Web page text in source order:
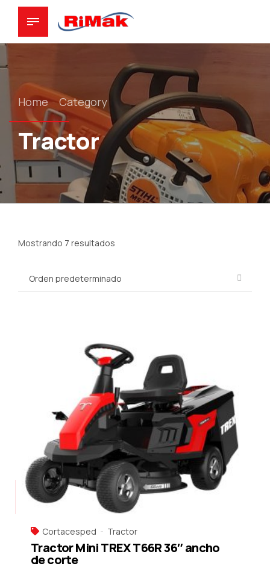
Home Category
Tractor
Mostrando 7 resultados
Cortacesped Tractor
Tractor Mini TREX T66R 36″ ancho
de corte